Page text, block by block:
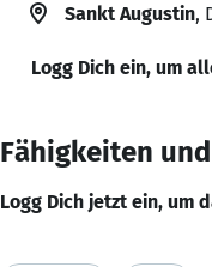
Sankt Augustin,
Logg Dich ein, um
Fähigkeiten
Logg Dich jetzt ein, um